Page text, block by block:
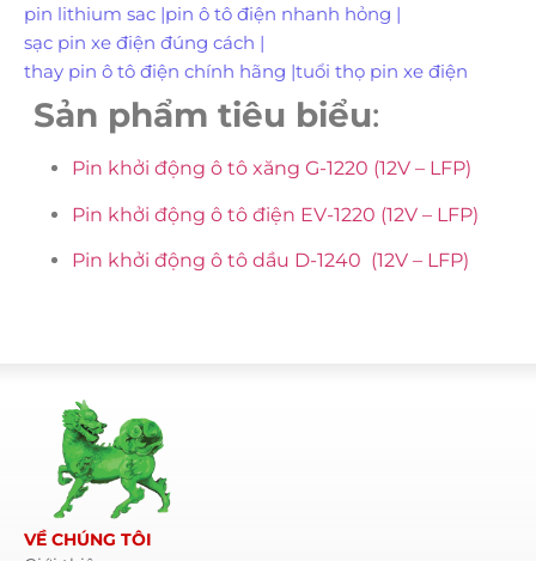
pin lithium sac |pin ô tô điện nhanh hỏng |
sạc pin xe điện đúng cách |
thay pin ô tô điện chính hãng |tuổi thọ pin xe điện
Sản phẩm tiêu biểu:
Pin khởi động ô tô xăng G-1220 (12V – LFP)
Pin khởi động ô tô điện EV-1220 (12V – LFP)
Pin khởi động ô tô dầu D-1240 (12V – LFP)
VỀ CHÚNG TÔI